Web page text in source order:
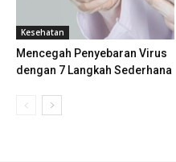
Kesehatan
Mencegah Penyebaran Virus
dengan 7 Langkah Sederhana